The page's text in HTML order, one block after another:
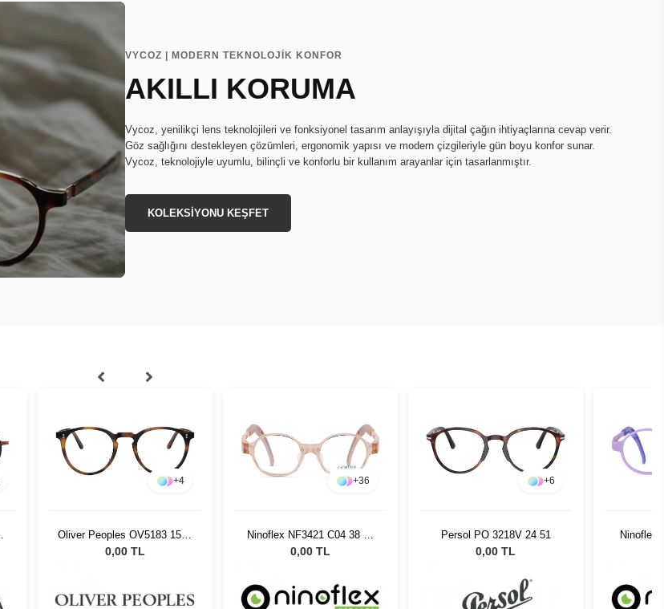
VYCOZ | MODERN TEKNOLOJİK KONFOR
AKILLI KORUMA
Vycoz, yenilikçi lens teknolojileri ve fonksiyonel tasarım anlayışıyla dijital çağın ihtiyaçlarına cevap verir.
Göz sağlığını destekleyen çözümleri, ergonomik yapısı ve modern çizgileriyle gün boyu konfor sunar.
Vycoz, teknolojiyle uyumlu, bilinçli ve konforlu bir kullanım arayanlar için tasarlanmıştır.
KOLEKSİYONU KEŞFET
+4
Oliver Peoples OV5183 1552
45
0,00 TL
+36
Ninoflex NF3421 C04 38 14
128
0,00 TL
+6
Persol PO 3218V 24 51
0,00 TL
Ninoflex